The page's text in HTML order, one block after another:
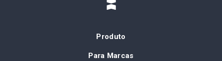
Produto
Para Marcas